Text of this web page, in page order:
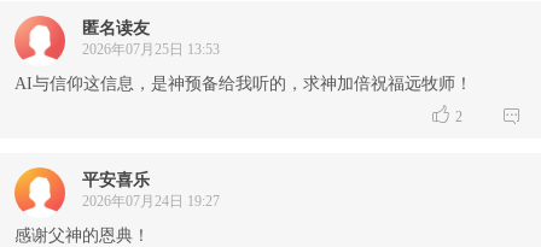
匿名读友
2026年07月25日 13:53
AI与信仰这信息，是神预备给我听的，求神加倍祝福远牧师！
 2 
平安喜乐
2026年07月24日 19:27
感谢父神的恩典！